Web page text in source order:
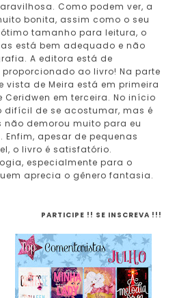
Como podem ver, a
bonita, assim como o seu
tamanho para leitura, o
está bem adequado e não
A editora está de
ao livro! Na parte
vista de Meira está em primeira
Ceridwen em terceira. No início
difícil de se acostumar, mas é
não demorou muito para eu
. Enfim, apesar de pequenas
o livro é satisfatório.
especialmente para o
aprecia o gênero fantasia.
PARTICIPE !! SE INSCREVA !!!